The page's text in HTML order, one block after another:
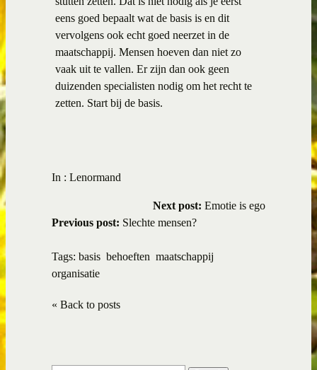
eens goed bepaalt wat de basis is en dit
vervolgens ook echt goed neerzet in de
maatschappij. Mensen hoeven dan niet zo
vaak uit te vallen. Er zijn dan ook geen
duizenden specialisten nodig om het recht te
zetten. Start bij de basis.
In : Lenormand
Next post: Emotie is ego
Previous post: Slechte mensen?
Tags: basis behoeften maatschappij
organisatie
« Back to posts